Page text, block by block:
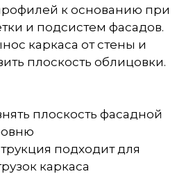
к основанию при
и подсистем фасадов.
каркаса от стены и
плоскость облицовки.
плоскость фасадной
подходит для
каркаса